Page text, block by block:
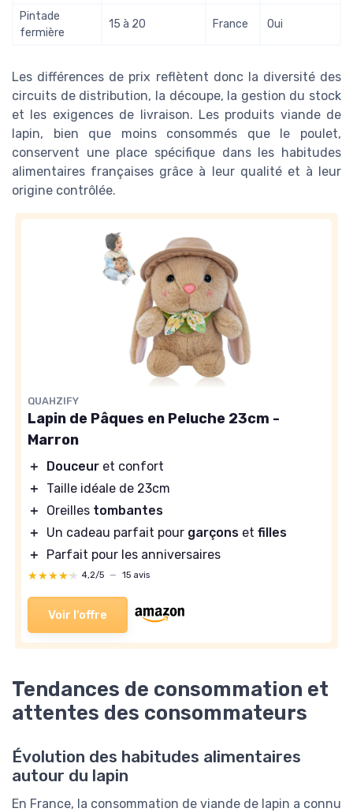
Pintade
fermière
15 à 20 France Oui
Les différences de prix reflètent donc la diversité des
circuits de distribution, la découpe, la gestion du stock
et les exigences de livraison. Les produits viande de
lapin, bien que moins consommés que le poulet,
conservent une place spécifique dans les habitudes
alimentaires françaises grâce à leur qualité et à leur
origine contrôlée.
QUAHZIFY
Lapin de Pâques en Peluche 23cm -
Marron
＋ Douceur et confort
＋
Taille idéale de 23cm
＋
Oreilles tombantes
＋
Un cadeau parfait pour garçons et filles
＋
Parfait pour les anniversaires
★★★★★
★★★★★ 4,2/5 — 15 avis
Voir l'offre
Tendances de consommation et
attentes des consommateurs
Évolution des habitudes alimentaires
autour du lapin
En France, la consommation de viande de lapin a connu